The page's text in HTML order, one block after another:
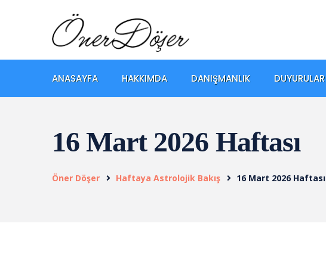
ANASAYFA HAKKIMDA DANIŞMANLIK DUYURULAR
16 Mart 2026 Haftası
Öner Döşer Haftaya Astrolojik Bakış 16 Mart 2026 Haftası